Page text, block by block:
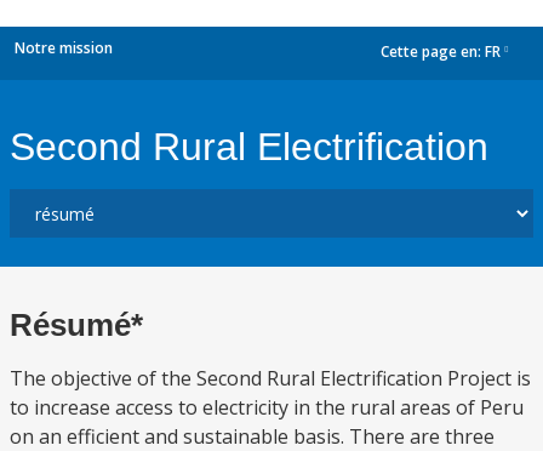
Notre mission Cette page en: FR
Second Rural Electrification
Résumé*
The objective of the Second Rural Electrification Project is
to increase access to electricity in the rural areas of Peru
on an efficient and sustainable basis. There are three